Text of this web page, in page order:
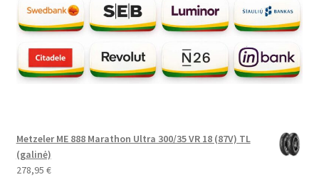
Metzeler ME 888 Marathon Ultra 300/35 VR 18 (87V) TL
(galinė)
278,95 €